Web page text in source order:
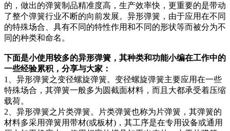
的，做出的弹簧制品精准度高，生产效率快，更重要的是带动
了整个弹簧行业不断的向前发展。异形弹簧，由于应用在不同
的特殊场合、具有不同的特性作用和不同的形状等而被分为不
同的种类和命名。
下面是小使用较多的异形弹簧，其种类和功能小编在工作中的
一些经验累积，分享与大家：
1、异形弹簧之变径螺旋弹簧。变径螺旋弹簧主要应用在一些
特殊场合，其弹簧一般多为圆截面材料，而且大都承受着压缩
载荷。
2、异形弹簧之片类弹簧。片类弹簧也称为片弹簧，其弹簧的
材料多采用弹簧用带材(或板材)，其工序是在专用设备或通用